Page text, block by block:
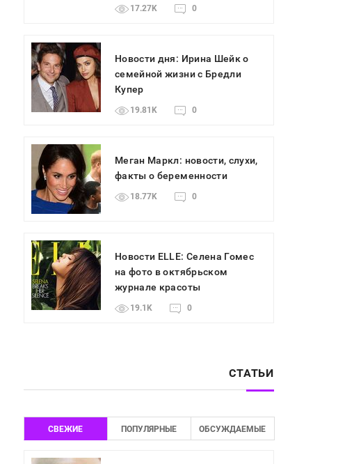
17.27K 0
Новости дня: Ирина Шейк о
семейной жизни с Бредли
Купер
19.81K 0
Меган Маркл: новости, слухи,
факты о беременности
18.77K 0
Новости ELLE: Селена Гомес
на фото в октябрьском
журнале красоты
19.1K 0
СТАТЬИ
СВЕЖИЕ ПОПУЛЯРНЫЕ ОБСУЖДАЕМЫЕ